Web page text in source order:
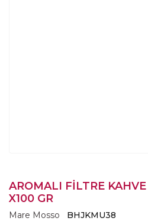
AROMALI FİLTRE
X100 GR
Mare Mosso BHJKMU38